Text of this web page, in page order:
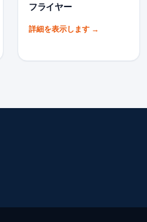
フライヤー
詳細を表示します →